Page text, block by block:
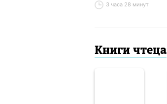
3 часа 28 минут
Книги чтеца